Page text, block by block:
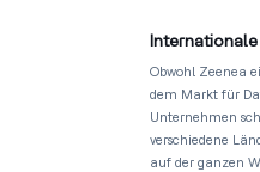
Obwohl Zeenea
dem Markt für
Unternehmen
verschiedene
auf der ganzen